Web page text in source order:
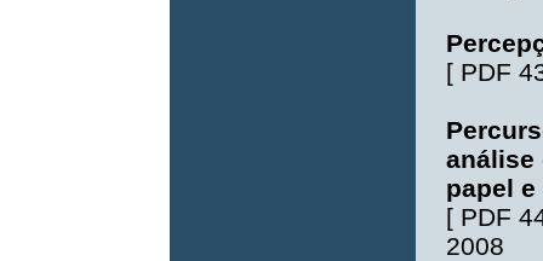
[ PDF
análise
papel
[ PDF
2008